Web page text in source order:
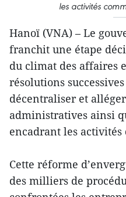
les activités
Hanoï (VNA) – Le
franchit une étape
du climat des affaires
résolutions
décentraliser et
administratives ainsi
encadrant les activités
Cette réforme
des milliers de